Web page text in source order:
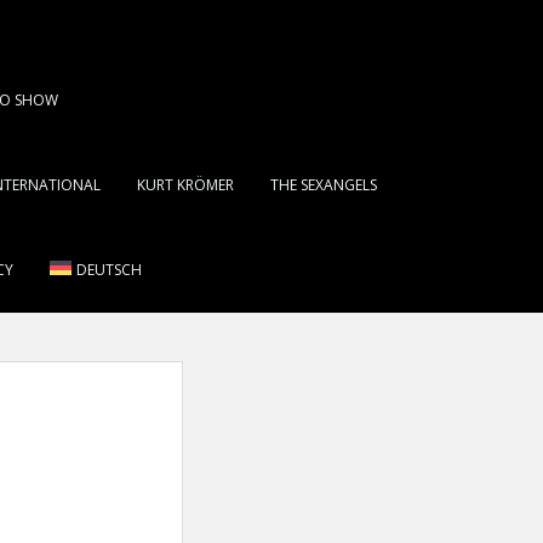
SHOW
KURT KRÖMER THE SEXANGELS
DEUTSCH